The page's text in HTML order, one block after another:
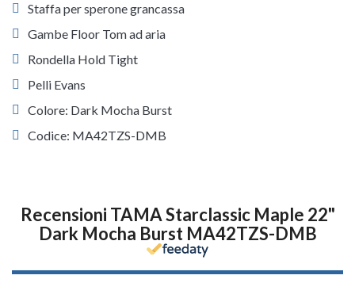
Staffa per sperone grancassa
Gambe Floor Tom ad aria
Rondella Hold Tight
Pelli Evans
Colore: Dark Mocha Burst
Codice: MA42TZS-DMB
Recensioni TAMA Starclassic Maple 22"
Dark Mocha Burst MA42TZS-DMB